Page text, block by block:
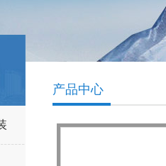
产品中心